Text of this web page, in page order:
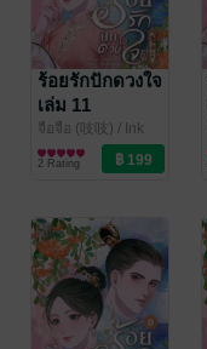
ร้อยรักปักดวงใจ
เล่ม 11
จือจือ (吱吱) / Ink
Stone
นิยายรักจีนโบราณ
2 Rating